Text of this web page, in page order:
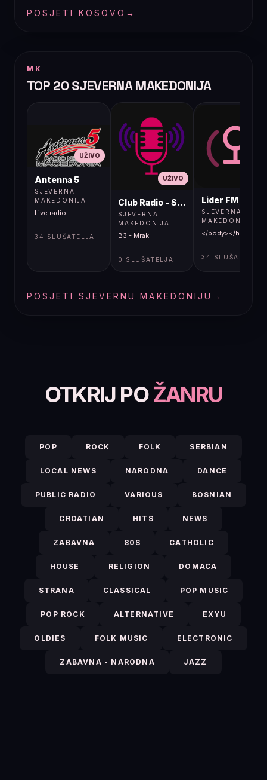
POSJETI KOSOVO →
MK
TOP 20 SJEVERNA MAKEDONIJA
UŽIVO
Antenna 5
SJEVERNA
MAKEDONIJA
Live radio
34 SLUŠATELJA
UŽIVO
Club Radio - Skopje, Mcedonia
SJEVERNA
MAKEDONIJA
B3 - Mrak
0 SLUŠATELJA
Lider FM 107,4
SJEVERNA
MAKEDONIJA
</body></html>
34 SLUŠATELJA
POSJETI SJEVERNU MAKEDONIJU →
OTKRIJ POŽANRU
POP ROCK FOLK SERBIAN
LOCAL NEWS NARODNA DANCE
PUBLIC RADIO VARIOUS BOSNIAN
CROATIAN HITS NEWS
ZABAVNA 80S CATHOLIC
HOUSE RELIGION DOMACA
STRANA CLASSICAL POP MUSIC
POP ROCK ALTERNATIVE EXYU
OLDIES FOLK MUSIC ELECTRONIC
ZABAVNA - NARODNA JAZZ